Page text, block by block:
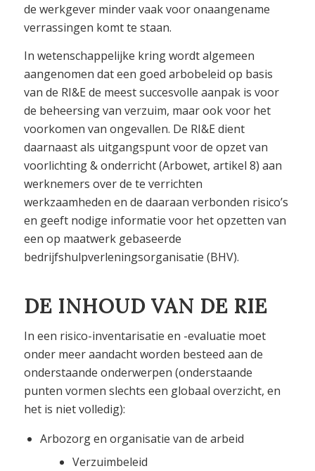
de werkgever minder vaak voor onaangename
verrassingen komt te staan.
In wetenschappelijke kring wordt algemeen
aangenomen dat een goed arbobeleid op basis
van de RI&E de meest succesvolle aanpak is voor
de beheersing van verzuim, maar ook voor het
voorkomen van ongevallen. De RI&E dient
daarnaast als uitgangspunt voor de opzet van
voorlichting & onderricht (Arbowet, artikel 8) aan
werknemers over de te verrichten
werkzaamheden en de daaraan verbonden risico’s
en geeft nodige informatie voor het opzetten van
een op maatwerk gebaseerde
bedrijfshulpverleningsorganisatie (BHV).
DE INHOUD VAN DE RIE
In een risico-inventarisatie en -evaluatie moet
onder meer aandacht worden besteed aan de
onderstaande onderwerpen (onderstaande
punten vormen slechts een globaal overzicht, en
het is niet volledig):
Arbozorg en organisatie van de arbeid
Verzuimbeleid